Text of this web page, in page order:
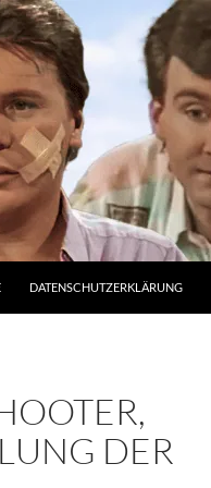
DATENSCHUTZERKLÄRUNG
DER